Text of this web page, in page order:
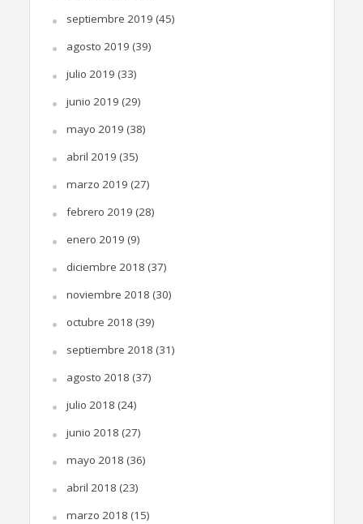
septiembre 2019 (45)
agosto 2019 (39)
julio 2019 (33)
junio 2019 (29)
mayo 2019 (38)
abril 2019 (35)
marzo 2019 (27)
febrero 2019 (28)
enero 2019 (9)
diciembre 2018 (37)
noviembre 2018 (30)
octubre 2018 (39)
septiembre 2018 (31)
agosto 2018 (37)
julio 2018 (24)
junio 2018 (27)
mayo 2018 (36)
abril 2018 (23)
marzo 2018 (15)